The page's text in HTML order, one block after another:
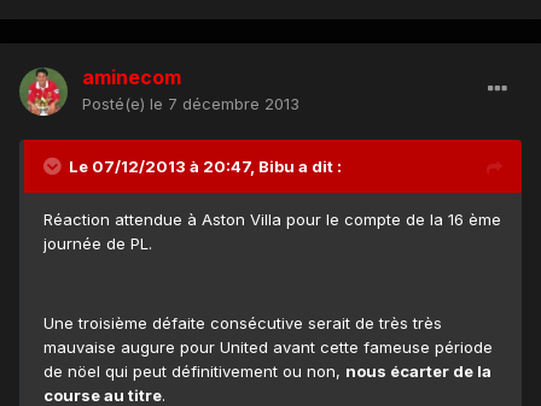
aminecom
Posté(e) le 7 décembre 2013
Le 07/12/2013 à 20:47, Bibu a dit :
Réaction attendue à Aston Villa pour le compte de la 16 ème
journée de PL.
Une troisième défaite consécutive serait de très très
mauvaise augure pour United avant cette fameuse période
de nöel qui peut définitivement ou non, nous écarter de la
course au titre.